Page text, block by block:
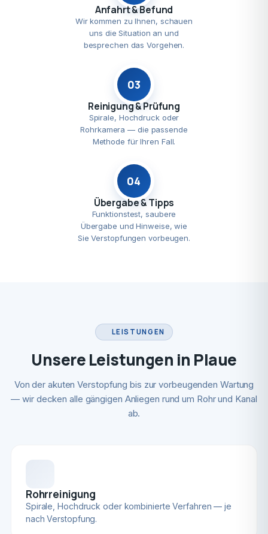
Anfahrt & Befund
Wir kommen zu Ihnen, schauen
uns die Situation an und
besprechen das Vorgehen.
03
Reinigung & Prüfung
Spirale, Hochdruck oder
Rohrkamera — die passende
Methode für Ihren Fall.
04
Übergabe & Tipps
Funktionstest, saubere
Übergabe und Hinweise, wie
Sie Verstopfungen vorbeugen.
LEISTUNGEN
Unsere Leistungen in Plaue
Von der akuten Verstopfung bis zur vorbeugenden Wartung
— wir decken alle gängigen Anliegen rund um Rohr und Kanal
ab.
Rohrreinigung
Spirale, Hochdruck oder kombinierte Verfahren — je
nach Verstopfung.